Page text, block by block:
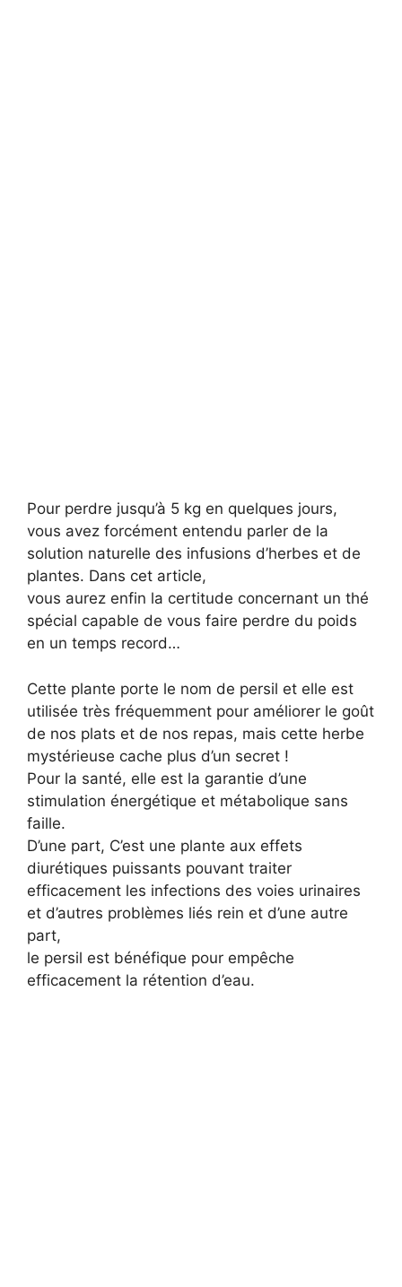
Pour perdre jusqu’à 5 kg en quelques jours,
vous avez forcément entendu parler de la
solution naturelle des infusions d’herbes et de
plantes. Dans cet article,
vous aurez enfin la certitude concernant un thé
spécial capable de vous faire perdre du poids
en un temps record…
Cette plante porte le nom de persil et elle est
utilisée très fréquemment pour améliorer le goût
de nos plats et de nos repas, mais cette herbe
mystérieuse cache plus d’un secret !
Pour la santé, elle est la garantie d’une
stimulation énergétique et métabolique sans
faille.
D’une part, C’est une plante aux effets
diurétiques puissants pouvant traiter
efficacement les infections des voies urinaires
et d’autres problèmes liés rein et d’une autre
part,
le persil est bénéfique pour empêche
efficacement la rétention d’eau.